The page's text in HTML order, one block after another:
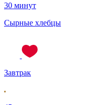
30 минут
Сырные хлебцы
Завтрак